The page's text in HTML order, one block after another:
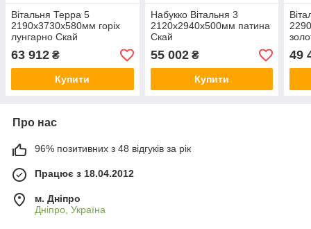
Вітальня Терра 5
2190х3730х580мм горіх
лунгарно Скай
63 912 ₴
Купити
Набукко Вітальня 3
2120х2940х500мм патина
Скай
55 002₴
Купити
49
Про нас
96% позитивних з 48 відгуків за рік
Працює з 18.04.2012
м. Дніпро
Дніпро, Україна